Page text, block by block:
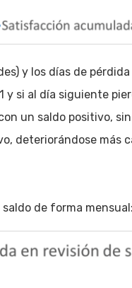
y los días de
si al día siguiente
un saldo positivo,
deteriorándose más
de forma mensual: